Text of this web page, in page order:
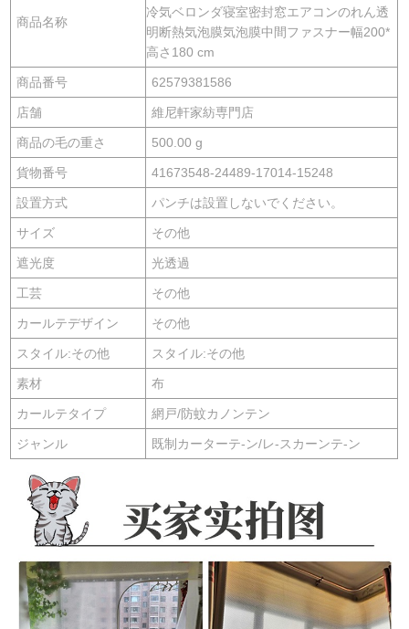
商品名称
冷気ベロンダ寝室密封窓エアコンのれん透
明断熱気泡膜気泡膜中間ファスナー幅200*
高さ180 cm
商品番号 62579381586
店舗 維尼軒家紡専門店
商品の毛の重さ 500.00 g
貨物番号 41673548-24489-17014-15248
設置方式 パンチは設置しないでください。
サイズ その他
遮光度 光透過
工芸 その他
カールテデザイン その他
スタイル:その他 スタイル:その他
素材 布
カールテタイプ 網戸/防蚊カノンテン
ジャンル 既制カーターテ-ン/レ-スカーンテ-ン